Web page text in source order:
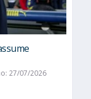
27/07/2026